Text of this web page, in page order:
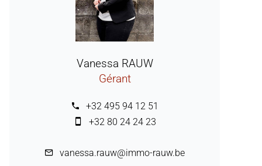
Vanessa RAUW
Gérant
+32 495 94 12 51
+32 80 24 24 23
vanessa.rauw@immo-rauw.be